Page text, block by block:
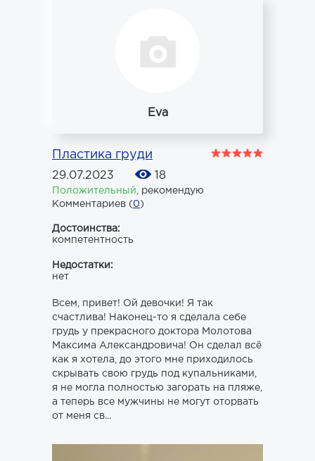
Eva
Пластика груди
29.07.2023 18
Положительный
рекомендую
Комментариев (0)
Достоинства:
компетентность
Недостатки:
нет
Всем, привет! Ой девочки! Я так
счастлива! Наконец-то я сделала себе
грудь у прекрасного доктора Молотова
Максима Александровича! Он сделал всё
как я хотела, до этого мне приходилось
скрывать свою грудь под купальниками,
я не могла полностью загорать на пляже,
а теперь все мужчины не могут оторвать
от меня св...